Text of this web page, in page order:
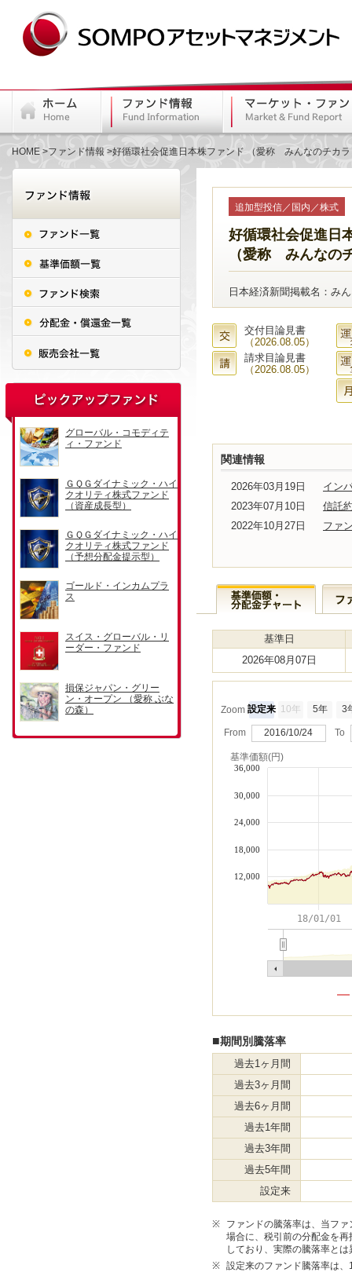
HOME ファンド情報 好循環社会促進日本株ファンド （愛称 みんなのチカラ
追加型投信／国内／株式
好循環社会促進日
（愛称 みんなの
日本経済新聞掲載名：み
交付目論見書
（2026.08.05）
請求目論見書
（2026.08.05）
関連情報
2026年03月19日
イン
2023年07月10日
信託
2022年10月27日
ファ
基準日
2026年08月07日
Zoom 設定来 10年 5年 3
From 2016/10/24 To
基準価額(円)
18/01/01
12,000
18,000
24,000
30,000
36,000
■期間別騰落率
過去1ヶ月間
過去3ヶ月間
過去6ヶ月間
過去1年間
過去3年間
過去5年間
設定来
※
ファンドの騰落率は、当フ
場合に、税引前の分配金を
しており、実際の騰落率と
※ 設定来のファンド騰落率は